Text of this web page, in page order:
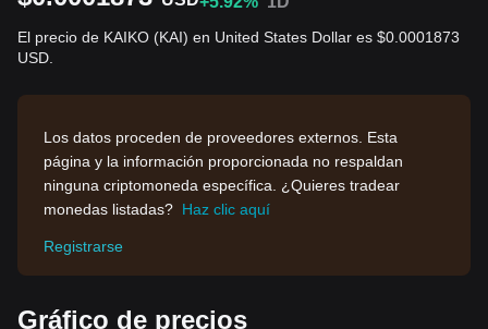
El precio de KAIKO (KAI) en United States Dollar es $0.0001873
USD.
Los datos proceden de proveedores externos. Esta
página y la información proporcionada no respaldan
ninguna criptomoneda específica. ¿Quieres tradear
monedas listadas? Haz clic aquí
Registrarse
Gráfico de precios